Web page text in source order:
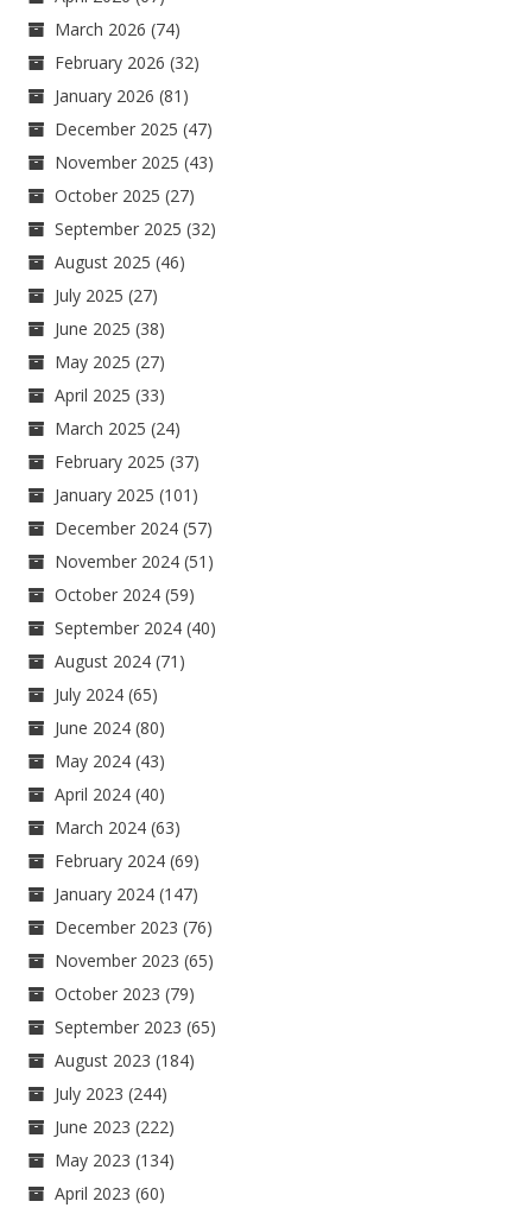
March 2026 (74)
February 2026 (32)
January 2026 (81)
December 2025 (47)
November 2025 (43)
October 2025 (27)
September 2025 (32)
August 2025 (46)
July 2025 (27)
June 2025 (38)
May 2025 (27)
April 2025 (33)
March 2025 (24)
February 2025 (37)
January 2025 (101)
December 2024 (57)
November 2024 (51)
October 2024 (59)
September 2024 (40)
August 2024 (71)
July 2024 (65)
June 2024 (80)
May 2024 (43)
April 2024 (40)
March 2024 (63)
February 2024 (69)
January 2024 (147)
December 2023 (76)
November 2023 (65)
October 2023 (79)
September 2023 (65)
August 2023 (184)
July 2023 (244)
June 2023 (222)
May 2023 (134)
April 2023 (60)